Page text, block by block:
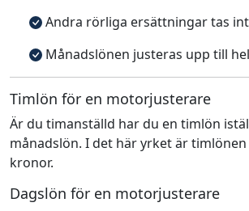
Andra rörliga ersättningar tas
Månadslönen justeras upp till
Timlön för en motorjusterare
Är du timanställd har du en timlön
månadslön. I det här yrket är
kronor.
Dagslön för en motorjusterare